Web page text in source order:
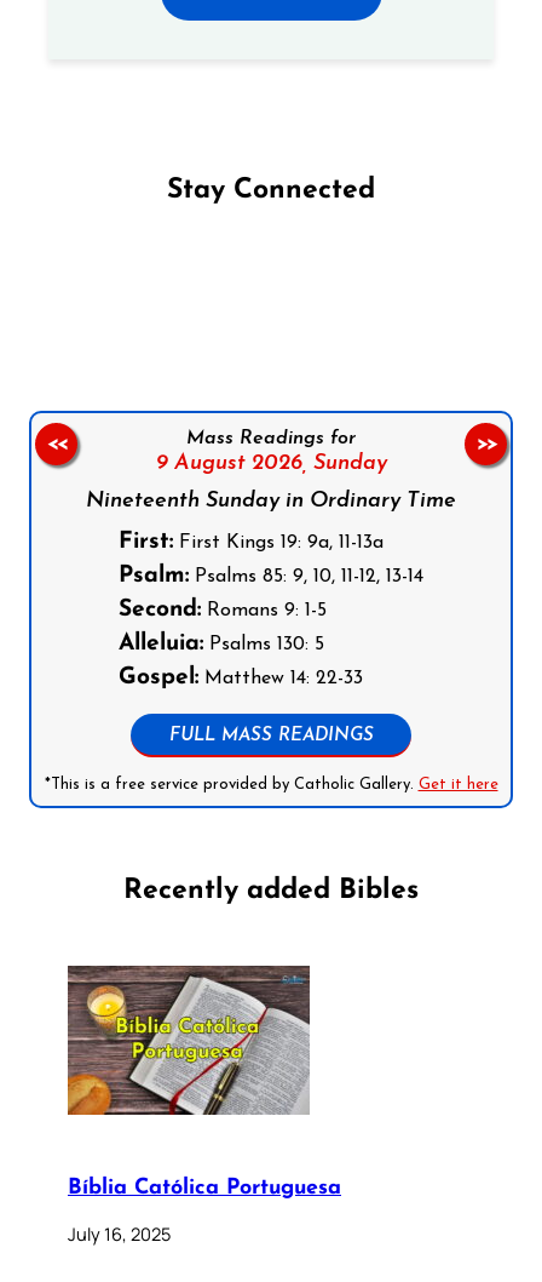
Stay Connected
Mass Readings for
9 August 2026, Sunday
Nineteenth Sunday in Ordinary Time
First: First Kings 19: 9a, 11-13a
Psalm: Psalms 85: 9, 10, 11-12, 13-14
Second: Romans 9: 1-5
Alleluia: Psalms 130: 5
Gospel: Matthew 14: 22-33
FULL MASS READINGS
*This is a free service provided by Catholic Gallery. Get it here
<< >>
Recently added Bibles
Bíblia Católica Portuguesa
July 16, 2025